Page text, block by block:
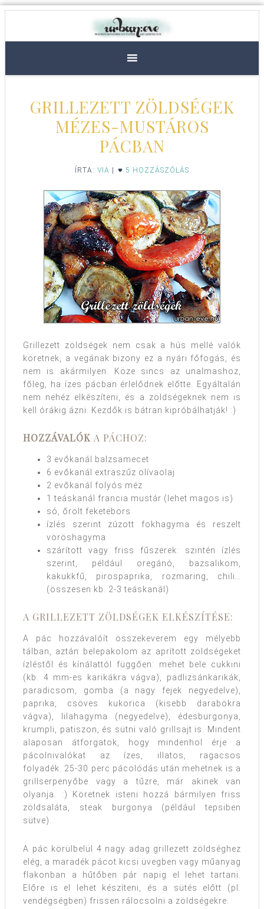
GRILLEZETT ZÖLDSÉGEK
MÉZES-MUSTÁROS
PÁCBAN
ÍRTA: VIA 5 HOZZÁSZÓLÁS
Grillezett zöldségek nem csak a hús mellé valók
köretnek, a vegának bizony ez a nyári főfogás, és
nem is akármilyen. Köze sincs az unalmashoz,
főleg, ha ízes pácban érlelődnek előtte. Egyáltalán
nem nehéz elkészíteni, és a zöldségeknek nem is
kell órákig ázni. Kezdők is bátran kipróbálhatják! :)
HOZZÁVALÓK A PÁCHOZ:
3 evőkanál balzsamecet
6 evőkanál extraszűz olívaolaj
2 evőkanál folyós méz
1 teáskanál francia mustár (lehet magos is)
só, őrölt feketebors
ízlés szerint zúzott fokhagyma és reszelt
vöröshagyma
szárított vagy friss fűszerek: szintén ízlés
szerint, például oregánó, bazsalikom,
kakukkfű, pirospaprika, rozmaring, chili…
(összesen kb. 2-3 teáskanál)
A GRILLEZETT ZÖLDSÉGEK ELKÉSZÍTÉSE:
A pác hozzávalóít összekeverem egy mélyebb
tálban, aztán belepakolom az aprított zöldségeket
ízléstől és kínálattól függően: mehet bele cukkini
(kb. 4 mm-es karikákra vágva), padlizsánkarikák,
paradicsom, gomba (a nagy fejek negyedelve),
paprika, csöves kukorica (kisebb darabokra
vágva), lilahagyma (negyedelve), édesburgonya,
krumpli, patiszon, és sütni való grillsajt is. Mindent
alaposan átforgatok, hogy mindenhol érje a
pácolnivalókat az ízes, illatos, ragacsos
folyadék. 25-30 perc pácolódás után mehetnek is a
grillserpenyőbe vagy a tűzre, már akinek van
olyanja. :) Köretnek isteni hozzá bármilyen friss
zöldsaláta, steak burgonya (például tepsiben
sütve).
A pác körülbelül 4 nagy adag grillezett zöldséghez
elég, a maradék pácot kicsi üvegben vagy műanyag
flakonban a hűtőben pár napig el lehet tartani.
Előre is el lehet készíteni, és a sütés előtt (pl.
vendégségben) frissen rálocsolni a zöldségekre.